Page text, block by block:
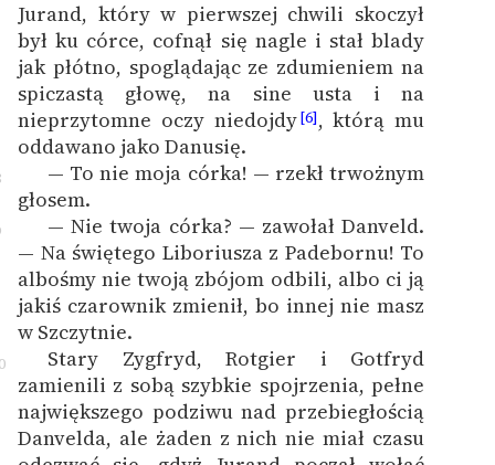
Jurand, który w pierwszej chwili skoczył
był ku córce, cofnął się nagle i stał blady
jak płótno, spoglądając ze zdumieniem na
spiczastą głowę, na sine usta i na
nieprzytomne oczy niedojdy[6], którą mu
oddawano jako Danusię.
— To nie moja córka! — rzekł trwożnym
głosem.
— Nie twoja córka? — zawołał Danveld.
— Na świętego Liboriusza z Padebornu! To
albośmy nie twoją zbójom odbili, albo ci ją
jakiś czarownik zmienił, bo innej nie masz
w Szczytnie.
Stary Zygfryd, Rotgier i Gotfryd
zamienili z sobą szybkie spojrzenia, pełne
największego podziwu nad przebiegłością
Danvelda, ale żaden z nich nie miał czasu